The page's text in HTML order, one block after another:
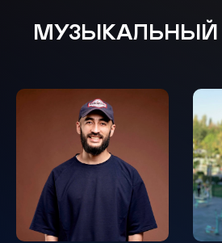
МУЗЫКАЛЬНЫЙ